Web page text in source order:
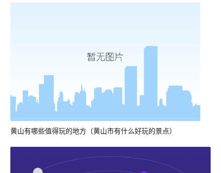
黄山有哪些值得玩的地方（黄山市有什么好玩的景点）